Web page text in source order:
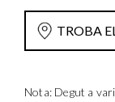
TROBA
Nota: Degut a